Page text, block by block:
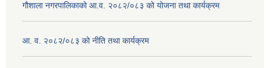
गौशाला नगरपालिकाको आ.व. २०८२/०८३ को योजना तथा कार्यक्रम
आ. व. २०८२/०८३ को नीति तथा कार्यक्रम